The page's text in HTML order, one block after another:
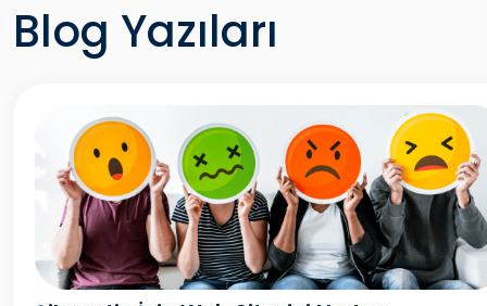
Blog Yazıları